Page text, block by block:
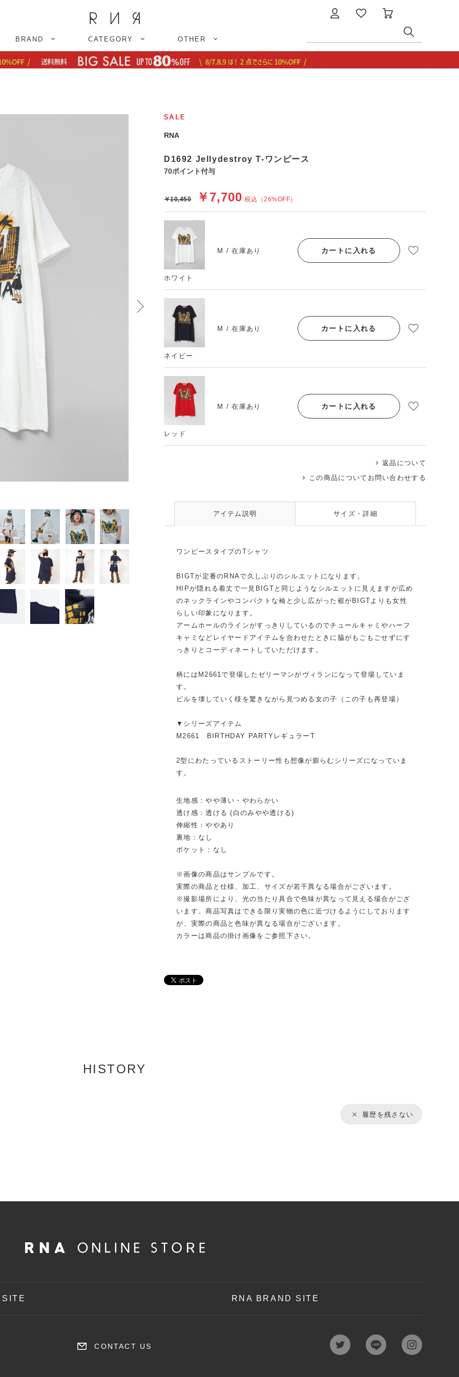
BRAND CATEGORY OTHER
RNA
D1692 Jellydestroy T-ワンピース
70ポイント付与
（26%OFF）
￥7,700 税込
￥10,450
ホワイト
M / 在庫あり カートに入れる
ネイビー
M / 在庫あり カートに入れる
レッド
M / 在庫あり カートに入れる
返品について
この商品についてお問い合わせする
アイテム説明 サイズ・詳細
ワンピースタイプのTシャツ
BIGTが定番のRNAで久しぶりのシルエットになります。
HIPが隠れる着丈で一見BIGTと同じようなシルエットに見えますが広め
のネックラインやコンパクトな袖と少し広がった裾がBIGTよりも女性
らしい印象になります。
アームホールのラインがすっきりしているのでチュールキャミやハーフ
キャミなどレイヤードアイテムを合わせたときに脇がもごもごせずにす
っきりとコーディネートしていただけます。
柄にはM2661で登場したゼリーマンがヴィランになって登場していま
す。
ビルを壊していく様を驚きながら見つめる女の子（この子も再登場）
▼シリーズアイテム
M2661 BIRTHDAY PARTYレギュラーT
2型にわたっているストーリー性も想像が膨らむシリーズになっていま
す。
生地感：やや薄い・やわらかい
透け感：透ける (白のみやや透ける)
伸縮性：ややあり
裏地：なし
ポケット：なし
※画像の商品はサンプルです。
実際の商品と仕様、加工、サイズが若干異なる場合がございます。
※撮影場所により、光の当たり具合で色味が異なって見える場合がござ
います。商品写真はできる限り実物の色に近づけるようにしております
が、実際の商品と色味が異なる場合がございます。
カラーは商品の掛け画像をご参照下さい。
HISTORY
履歴を残さない
RNA BRAND SITE
CONTACT US